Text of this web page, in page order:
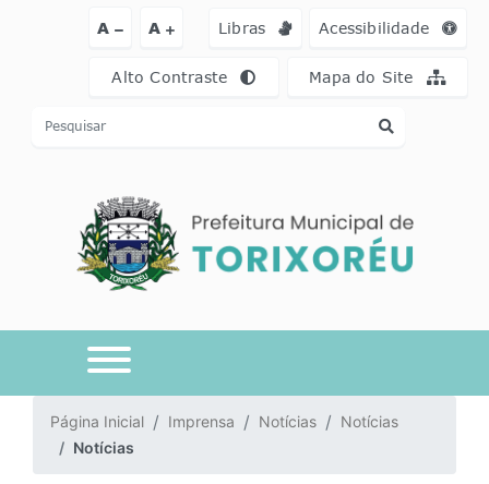
Ir para o conteúdo [alt+1] Ir para o menu [alt+2] Ir para a busca
A A Libras Acessibilidade
Alto Contraste Mapa do Site
Página Inicial Imprensa Notícias
Notícias
Notícias